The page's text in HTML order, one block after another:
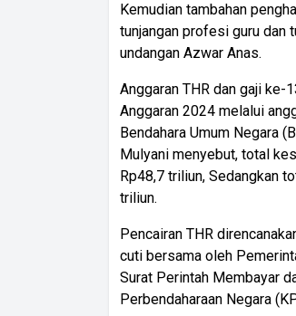
Kemudian tambahan
tunjangan profesi guru dan
undangan Azwar Anas.
Anggaran THR dan gaji ke-
Anggaran 2024 melalui
Bendahara Umum Negara
Mulyani menyebut, total
Rp48,7 triliun, Sedangkan
triliun.
Pencairan THR
cuti bersama oleh
Surat Perintah Membayar
Perbendaharaan Negara